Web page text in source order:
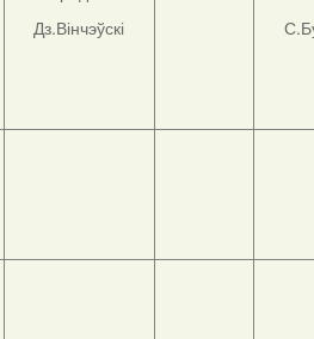
Дз.Вінчэўскі